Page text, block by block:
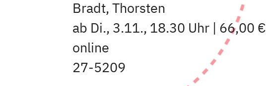
Bradt, Thorsten
ab Di., 3.11., 18.30 Uhr | 66,00 €
online
27-5209